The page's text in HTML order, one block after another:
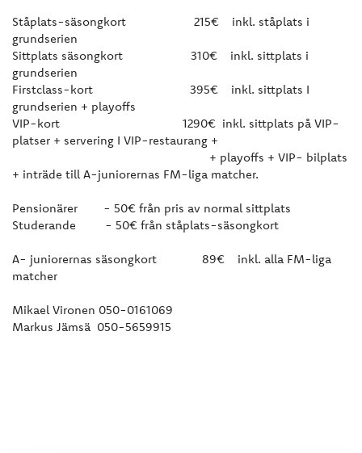
Ståplats-säsongkort 215€ inkl. ståplats i
grundserien
Sittplats säsongkort 310€ inkl. sittplats i
grundserien
Firstclass-kort 395€ inkl. sittplats I
grundserien + playoffs
VIP-kort 1290€ inkl. sittplats på VIP-
platser + servering I VIP-restaurang +
+ playoffs + VIP- bilplats
+ inträde till A-juniorernas FM-liga matcher.
Pensionärer - 50€ från pris av normal sittplats
Studerande - 50€ från ståplats-säsongkort
A- juniorernas säsongkort 89€ inkl. alla FM-liga
matcher
Mikael Vironen 050-0161069
Markus Jämsä 050-5659915